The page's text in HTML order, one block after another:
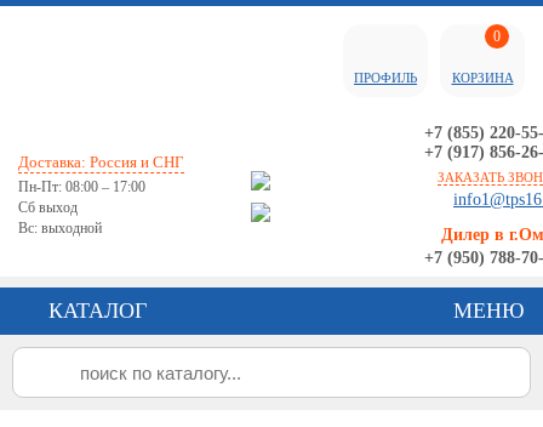
Доставка: Россия и СНГ
Пн-Пт: 08:00 – 17:00
Сб выход
Вс: выходной
+7 (855) 220-
+7 (917) 856-
ЗАКАЗАТЬ
Дилер в
+7 (950) 788-
ПРОФИЛЬ
0
КОРЗИНА
КАТАЛОГ МЕНЮ